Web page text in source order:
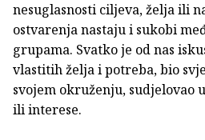
nesuglasnosti ci­ljeva, želja ili
ostvarenja nastaju i sukobi
grupama. Svatko je od nas
vlastitih želja i potreba, bio
svojem okruženju, sudjelovao
ili inte­rese.